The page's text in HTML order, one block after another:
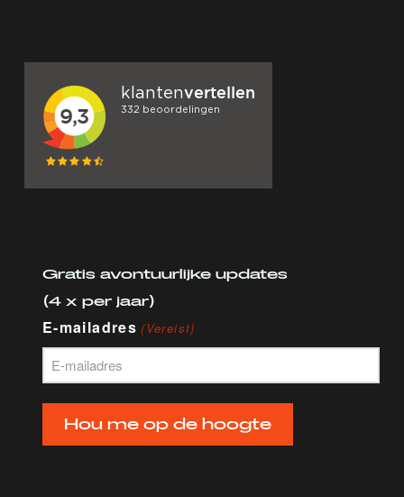
Gratis avontuurlijke updates
(4 x per jaar)
E-mailadres (Vereist)
Hou me op de hoogte